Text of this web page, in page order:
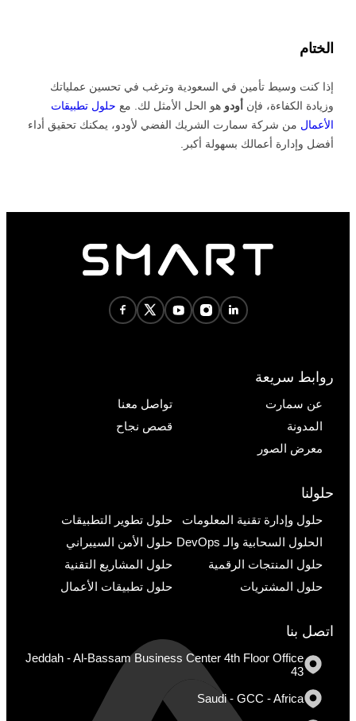
الختام
إذا كنت وسيط تأمين في السعودية وترغب في تحسين عملياتك
وزيادة الكفاءة، فإن أودو هو الحل الأمثل لك. مع حلول تطبيقات
الأعمال من شركة سمارت الشريك الفضي لأودو، يمكنك تحقيق أداء
أفضل وإدارة أعمالك بسهولة أكبر.
روابط سريعة
عن سمارت
تواصل معنا
المدونة
قصص نجاح
معرض الصور
حلولنا
حلول وإدارة تقنية المعلومات
حلول تطوير التطبيقات
الحلول السحابية والـ DevOps
حلول الأمن السيبراني
حلول المنتجات الرقمية
حلول المشاريع التقنية
حلول المشتريات
حلول تطبيقات الأعمال
اتصل بنا
Jeddah - Al-Bassam Business Center 4th Floor Office
43
Saudi - GCC - Africa